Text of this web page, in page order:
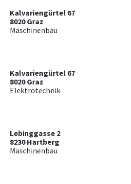
Kalvariengürtel 67
8020 Graz
Maschinenbau
Kalvariengürtel 67
8020 Graz
Elektrotechnik
Lebinggasse 2
8230 Hartberg
Maschinenbau